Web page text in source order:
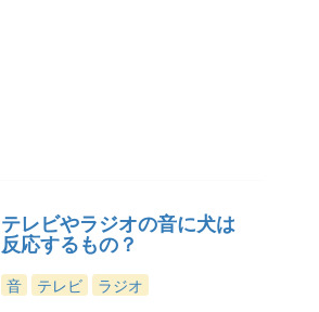
テレビやラジオの音に犬は
反応するもの？
音 テレビ ラジオ